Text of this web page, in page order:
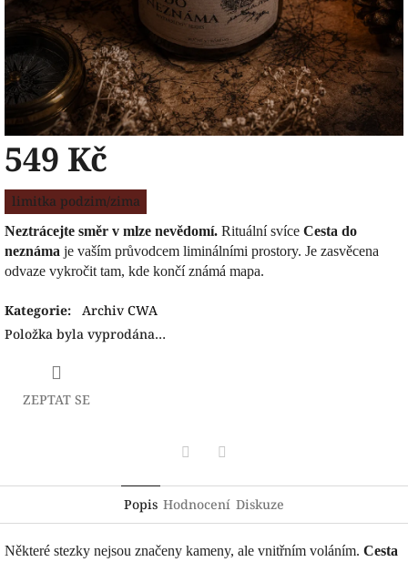
549 Kč
Měrná
cena:
limitka podzim/zima
Neztrácejte směr v mlze nevědomí. Rituální svíce Cesta do
neznáma je vaším průvodcem liminálními prostory. Je zasvěcena
odvaze vykročit tam, kde končí známá mapa.
Kategorie:
Archiv CWA
Položka byla vyprodána…
ZEPTAT SE
Popis Hodnocení Diskuze
Některé stezky nejsou značeny kameny, ale vnitřním voláním. Cesta